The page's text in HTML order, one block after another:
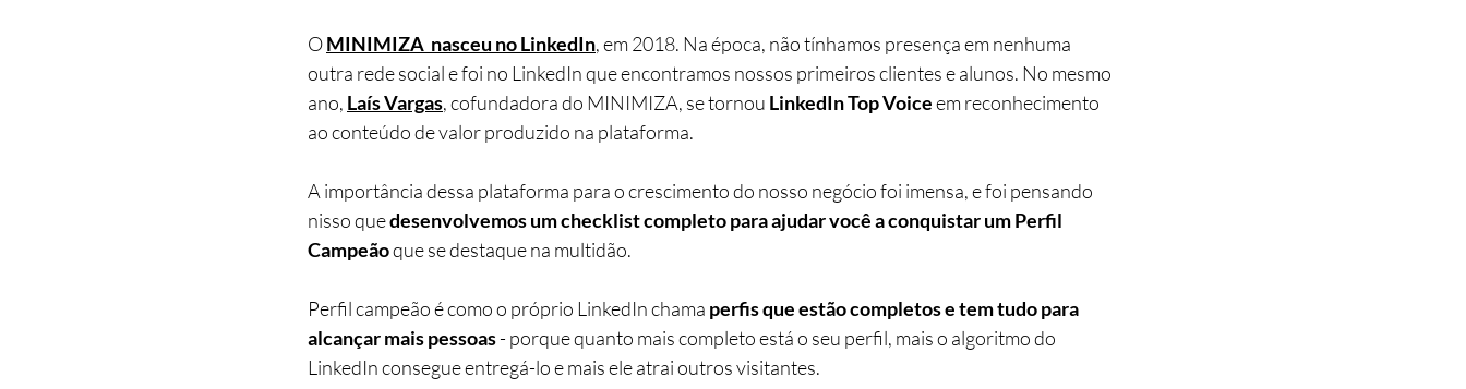
O MINIMIZA  nasceu no LinkedIn, em 2018. Na época, não tínhamos presença em nenhuma
outra rede social e foi no LinkedIn que encontramos nossos primeiros clientes e alunos. No mesmo
ano, Laís Vargas, cofundadora do MINIMIZA, se tornou LinkedIn Top Voice em reconhecimento
ao conteúdo de valor produzido na plataforma.
A importância dessa plataforma para o crescimento do nosso negócio foi imensa, e foi pensando
nisso que desenvolvemos um checklist completo para ajudar você a conquistar um Perfil
Campeão que se destaque na multidão.
Perfil campeão é como o próprio LinkedIn chama perfis que estão completos e tem tudo para
alcançar mais pessoas - porque quanto mais completo está o seu perfil, mais o algoritmo do
LinkedIn consegue entregá-lo e mais ele atrai outros visitantes.